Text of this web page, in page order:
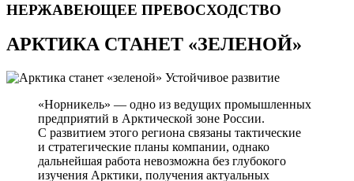
НЕРЖАВЕЮЩЕЕ ПРЕВОСХОДСТВО
АРКТИКА СТАНЕТ «ЗЕЛЕНОЙ»
Устойчивое развитие
«Норникель» — одно из ведущих промышленных
предприятий в Арктической зоне России.
С развитием этого региона связаны тактические
и стратегические планы компании, однако
дальнейшая работа невозможна без глубокого
изучения Арктики, получения актуальных